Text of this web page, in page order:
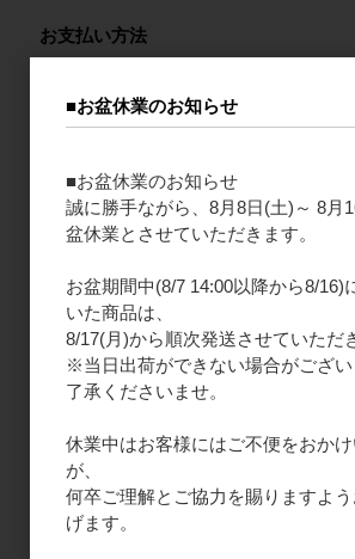
お支払い方法
ご入金後の発送となります。大変お手数です
をお願いいたします。
連絡先：fap-resale@fa-products.jp
（振込先）
銀行支店名：GMOあおぞらネット銀行 法人
口座番号：普通 1659680
2. ご請求書払い
法人様限定となりますので、新規会員登録を
商品と一緒にご請求書を同封いたします。末
となります。
3. クレジットカード
法人/個人/個人事業主様を対象とした支払い
Mastercard / JCB / American Express /
だけます。
■お盆休業のお知らせ
■お盆休業のお知らせ
誠に勝手ながら、8月8日(土)～ 8月
盆休業とさせていただきます。
お盆期間中(8/7 14:00以降から8/16)
いた商品は、
8/17(月)から順次発送させていただ
※当日出荷ができない場合がござ
了承くださいませ。
休業中はお客様にはご不便をおか
が、
何卒ご理解とご協力を賜りますよ
げます。